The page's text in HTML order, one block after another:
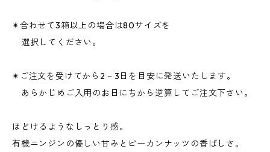
✴︎合わせて3箱以上の場合は80サイズを
選択してください。
✴︎ご注文を受けてから2－3日を目安に発送いたします。
あらかじめご入用のお日にちから逆算してご注文下さい。
ほどけるようなしっとり感。
有機ニンジンの優しい甘みとピーカンナッツの香ばしさ。